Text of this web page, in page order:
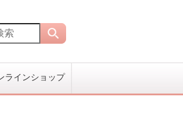
ラインショップ